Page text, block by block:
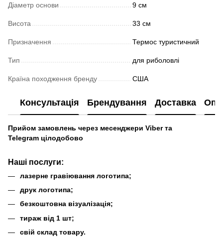
Діаметр основи 9 см
Висота 33 cм
Призначення Термос туристичний
Тип для риболовлі
Країна походження бренду США
Консультація Брендування Доставка
Прийом замовлень через месенджери Viber та
Telegram цілодобово
Наші послуги:
лазерне гравіювання логотипа;
друк логотипа;
безкоштовна візуалізація;
тираж від 1 шт;
свій склад товару.